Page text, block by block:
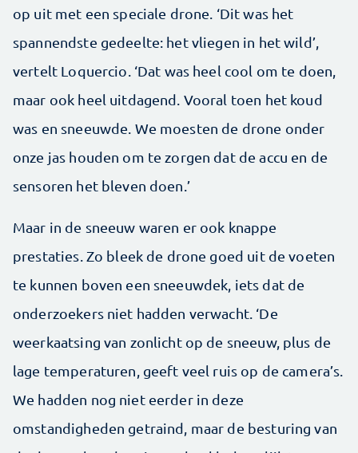
op uit met een speciale drone. ‘Dit was het
spannendste gedeelte: het vliegen in het wild’,
vertelt Loquercio. ‘Dat was heel cool om te doen,
maar ook heel uitdagend. Vooral toen het koud
was en sneeuwde. We moesten de drone onder
onze jas houden om te zorgen dat de accu en de
sensoren het bleven doen.’
Maar in de sneeuw waren er ook knappe
prestaties. Zo bleek de drone goed uit de voeten
te kunnen boven een sneeuwdek, iets dat de
onderzoekers niet hadden verwacht. ‘De
weerkaatsing van zonlicht op de sneeuw, plus de
lage temperaturen, geeft veel ruis op de camera’s.
We hadden nog niet eerder in deze
omstandigheden getraind, maar de besturing van